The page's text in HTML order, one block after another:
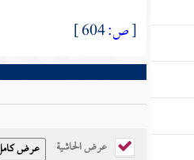
[ص:
عرض الحاشية